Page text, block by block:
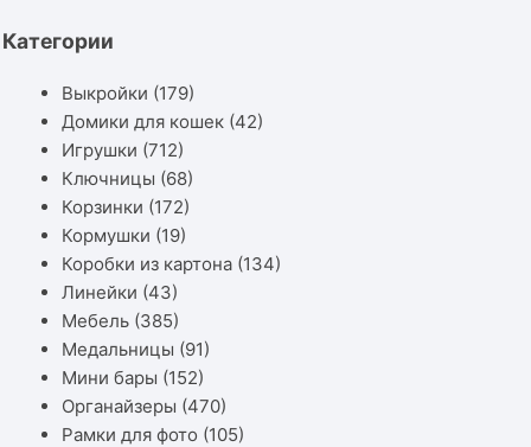
Категории
Выкройки (179)
Домики для кошек (42)
Игрушки (712)
Ключницы (68)
Корзинки (172)
Кормушки (19)
Коробки из картона (134)
Линейки (43)
Мебель (385)
Медальницы (91)
Мини бары (152)
Органайзеры (470)
Рамки для фото (105)